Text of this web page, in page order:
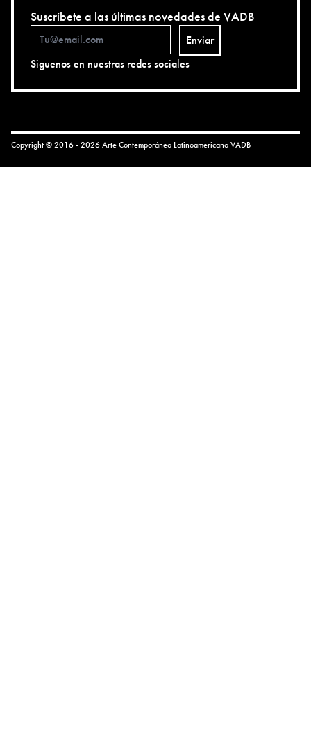
Suscríbete a las últimas novedades de VADB
Enviar
Siguenos en nuestras redes sociales
Copyright © 2016 - 2026 Arte Contemporáneo LatinoamericanoVADB